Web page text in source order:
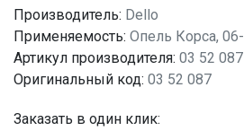
Производитель: Dello
Применяемость: Опель Корса, 06-
Артикул производителя: 03 52 087
Оригинальный код: 03 52 087
Заказать в один клик: